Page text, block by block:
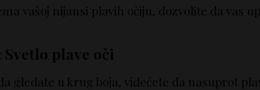
vašoj nijansi plavih očiju, dozvolite da vas
Svetlo plave oči
gledate u krug boja, videćete da nasuprot